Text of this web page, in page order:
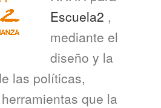
Escuela2 ,
mediante el
diseño y la
las políticas,
que la